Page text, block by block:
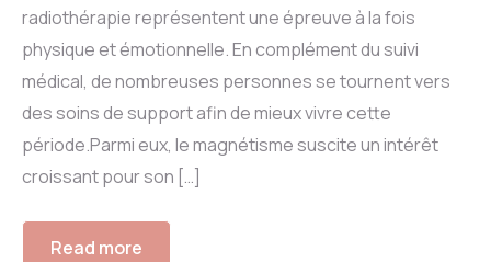
radiothérapie représentent une épreuve à la fois
physique et émotionnelle. En complément du suivi
médical, de nombreuses personnes se tournent vers
des soins de support afin de mieux vivre cette
période.Parmi eux, le magnétisme suscite un intérêt
croissant pour son […]
Read more